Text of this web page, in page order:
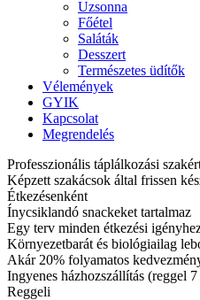
Uzsonna
Főétel
Saláták
Desszert
Természetes üdítők
Vélemények
GYIK
Kapcsolat
Megrendelés
Professzionális táplálkozási
Képzett szakácsok által frissen
Étkezésenként
Ínycsiklandó snackeket tartalmaz
Egy terv minden étkezési
Környezetbarát és biológiailag
Akár 20% folyamatos
Ingyenes házhozszállítás (reggel
Reggeli